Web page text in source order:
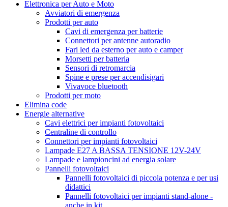
Elettronica per Auto e Moto
Avviatori di emergenza
Prodotti per auto
Cavi di emergenza per batterie
Connettori per antenne autoradio
Fari led da esterno per auto e camper
Morsetti per batteria
Sensori di retromarcia
Spine e prese per accendisigari
Vivavoce bluetooth
Prodotti per moto
Elimina code
Energie alternative
Cavi elettrici per impianti fotovoltaici
Centraline di controllo
Connettori per impianti fotovoltaici
Lampade E27 A BASSA TENSIONE 12V-24V
Lampade e lampioncini ad energia solare
Pannelli fotovoltaici
Pannelli fotovoltaici di piccola potenza e per usi
didattici
Pannelli fotovoltaici per impianti stand-alone -